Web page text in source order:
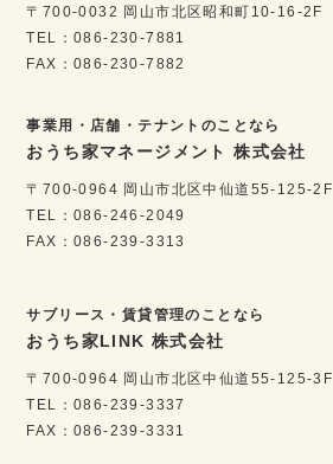
〒700-0032 岡山市北区昭和町10-16-2F
TEL：086-230-7881
FAX：086-230-7882
事業用・店舗・テナントのことなら
おうち家マネージメント 株式会社
〒700-0964 岡山市北区中仙道55-125-2F
TEL：086-246-2049
FAX：086-239-3313
サブリース・賃貸管理のことなら
おうち家LINK 株式会社
〒700-0964 岡山市北区中仙道55-125-3F
TEL：086-239-3337
FAX：086-239-3331